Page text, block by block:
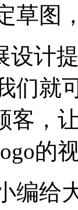
草图
设计
们就
客，
的
编给